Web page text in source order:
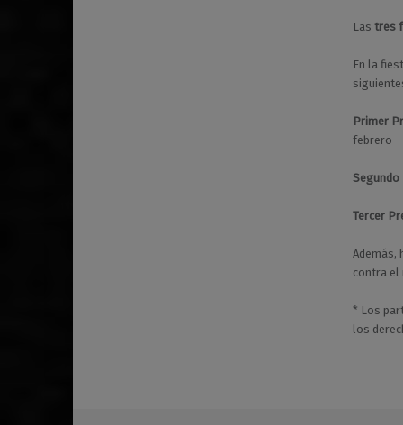
Las tres
En la
Primer
febrero
Segundo
Tercer
Además,
contra el
* Los
los